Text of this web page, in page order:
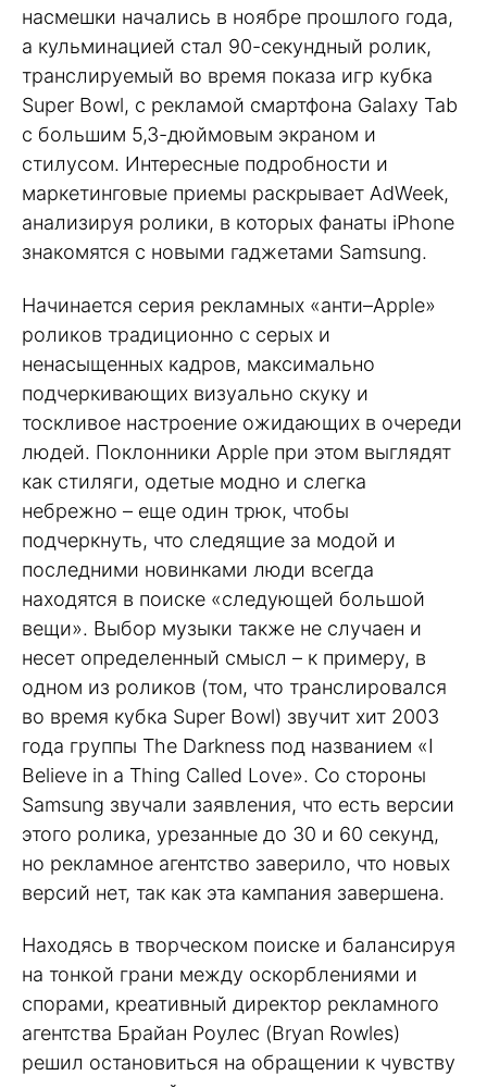
насмешки начались в ноябре прошлого года,
а кульминацией стал 90-секундный ролик,
транслируемый во время показа игр кубка
Super Bowl, с рекламой смартфона Galaxy Tab
с большим 5,3-дюймовым экраном и
стилусом. Интересные подробности и
маркетинговые приемы раскрывает AdWeek,
анализируя ролики, в которых фанаты iPhone
знакомятся с новыми гаджетами Samsung.
Начинается серия рекламных «анти–Apple»
роликов традиционно с серых и
ненасыщенных кадров, максимально
подчеркивающих визуально скуку и
тоскливое настроение ожидающих в очереди
людей. Поклонники Apple при этом выглядят
как стиляги, одетые модно и слегка
небрежно – еще один трюк, чтобы
подчеркнуть, что следящие за модой и
последними новинками люди всегда
находятся в поиске «следующей большой
вещи». Выбор музыки также не случаен и
несет определенный смысл – к примеру, в
одном из роликов (том, что транслировался
во время кубка Super Bowl) звучит хит 2003
года группы The Darkness под названием «I
Believe in a Thing Called Love». Со стороны
Samsung звучали заявления, что есть версии
этого ролика, урезанные до 30 и 60 секунд,
но рекламное агентство заверило, что новых
версий нет, так как эта кампания завершена.
Находясь в творческом поиске и балансируя
на тонкой грани между оскорблениями и
спорами, креативный директор рекламного
агентства Брайан Роулес (Bryan Rowles)
решил остановиться на обращении к чувству